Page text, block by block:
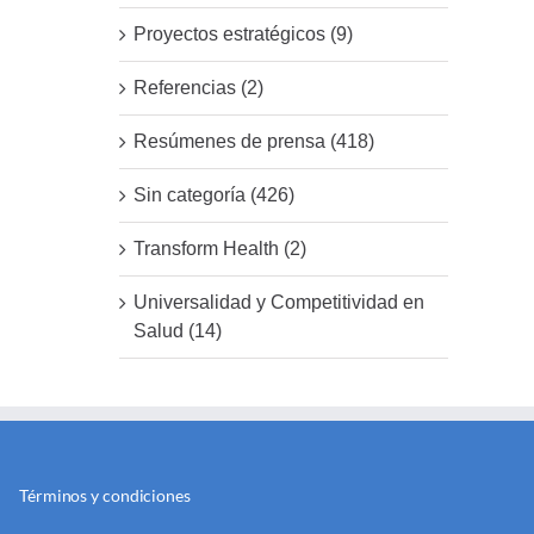
Proyectos estratégicos (9)
Referencias (2)
Resúmenes de prensa (418)
Sin categoría (426)
Transform Health (2)
Universalidad y Competitividad en
Salud (14)
Términos y condiciones